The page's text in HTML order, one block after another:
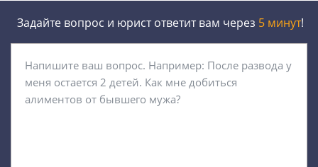
Задайте вопрос и юрист ответит вам через 5 минут!